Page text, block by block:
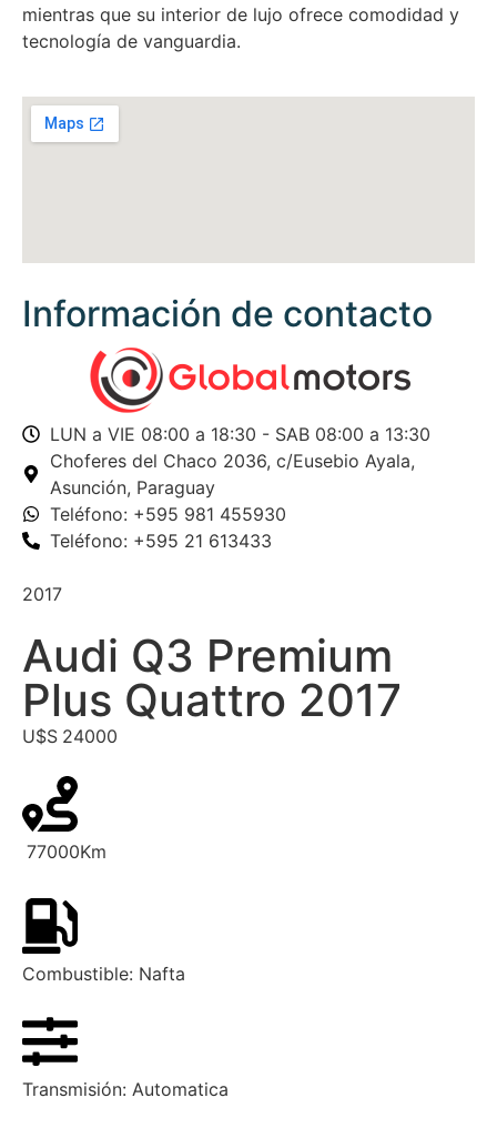
mientras que su interior de lujo ofrece comodidad y
tecnología de vanguardia.
Información de contacto
LUN a VIE 08:00 a 18:30 - SAB 08:00 a 13:30
Choferes del Chaco 2036, c/Eusebio Ayala,
Asunción, Paraguay
Teléfono: +595 981 455930
Teléfono: +595 21 613433
2017
Audi Q3 Premium
Plus Quattro 2017
U$S 24000
77000Km
Combustible: Nafta
Transmisión: Automatica